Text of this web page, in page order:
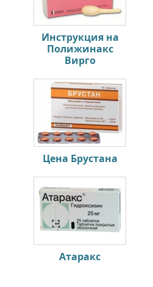
Инструкция на
Полижинакс
Вирго
Цена Брустана
Атаракс